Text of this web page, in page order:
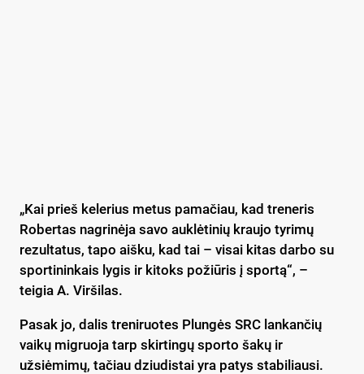
„Kai prieš kelerius metus pamačiau, kad treneris
Robertas nagrinėja savo auklėtinių kraujo tyrimų
rezultatus, tapo aišku, kad tai – visai kitas darbo su
sportininkais lygis ir kitoks požiūris į sportą“, –
teigia A. Viršilas.
Pasak jo, dalis treniruotes Plungės SRC lankančių
vaikų migruoja tarp skirtingų sporto šakų ir
užsiėmimų, tačiau dziudistai yra patys stabiliausi.